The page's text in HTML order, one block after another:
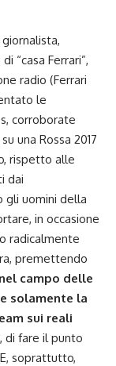
“casa Ferrari”,
radio (Ferrari
le
corroborate
una Rossa 2017
rispetto alle
dai
gli uomini della
in occasione
radicalmente
premettendo
campo delle
solamente la
sui reali
di fare il punto
soprattutto,